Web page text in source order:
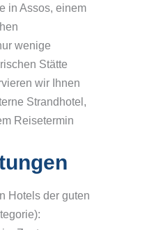
in Assos, einem
wenige
Stätte
wir Ihnen
Strandhotel,
Reisetermin
Hotels der guten